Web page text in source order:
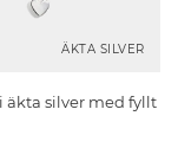
ÄKTA SILVER
äkta silver med fyllt